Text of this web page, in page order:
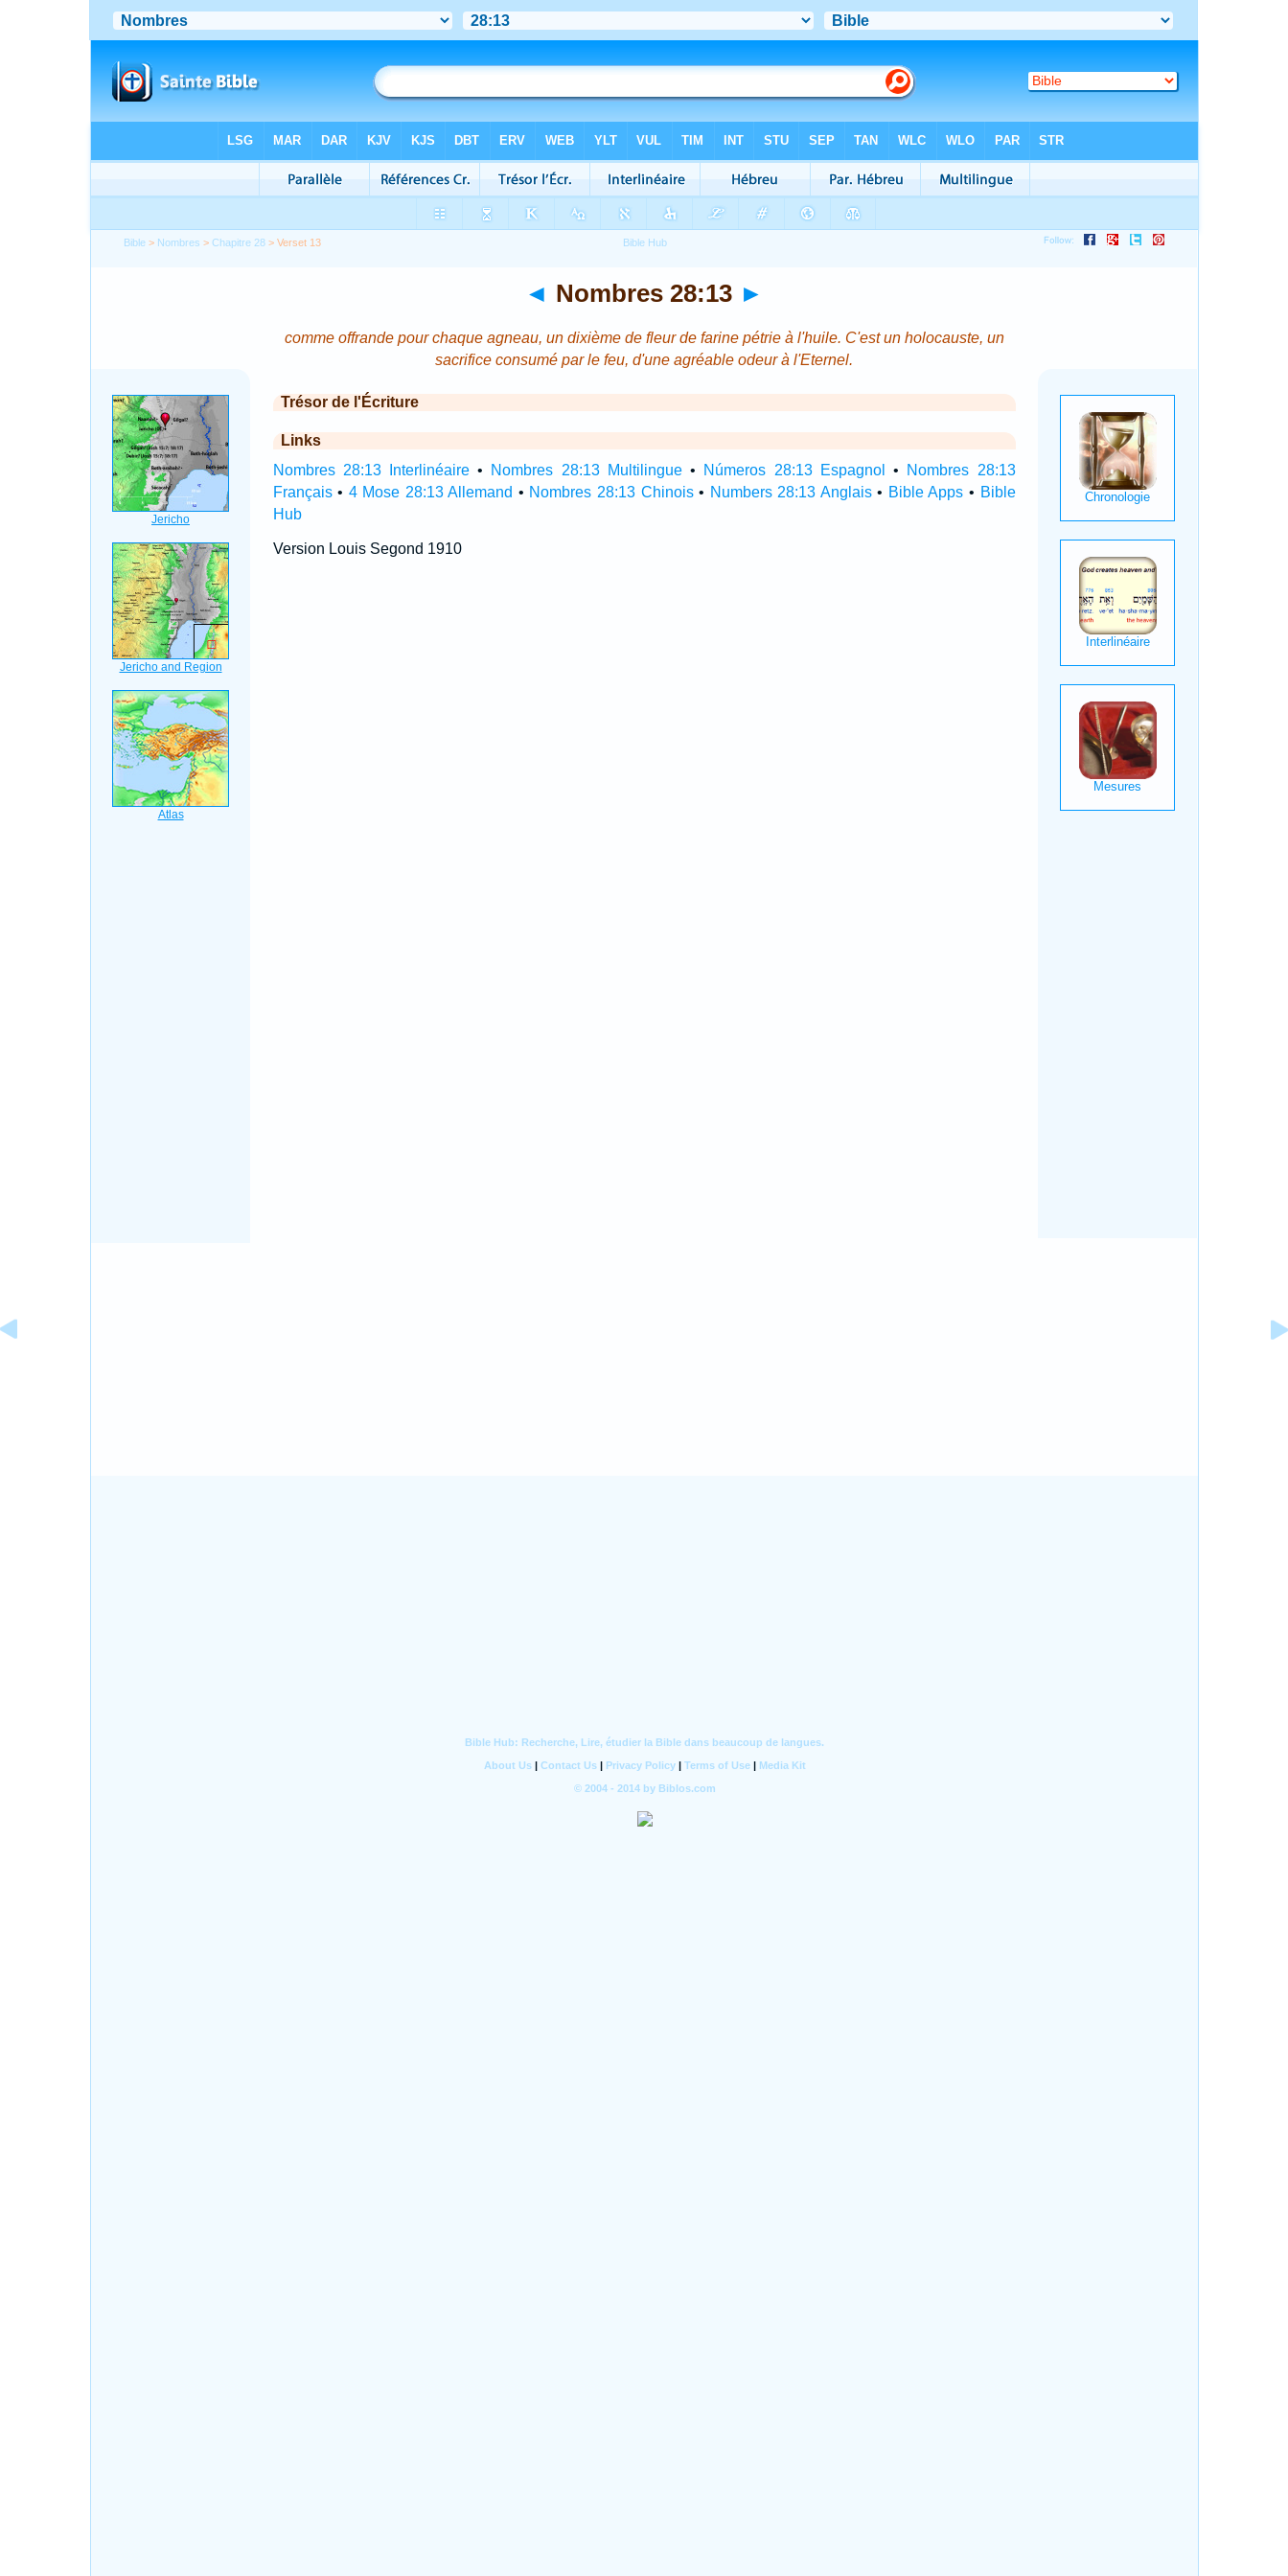
Bible > Nombres >Chapitre 28 > Verset 13
◄ Nombres 28:13 ►
comme offrande pour chaque agneau, un dixième de fleur de farine pétrie à l'huile. C'est un holocauste, un
sacrifice consumé par le feu, d'une agréable odeur à l'Eternel.
Trésor de l'Écriture
Links
Nombres 28:13 Interlinéaire• Nombres 28:13 Multilingue• Números 28:13 Espagnol • Nombres 28:13
Français• 4 Mose 28:13 Allemand • Nombres 28:13 Chinois• Numbers 28:13 Anglais• Bible Apps • Bible
Hub
Version Louis Segond 1910